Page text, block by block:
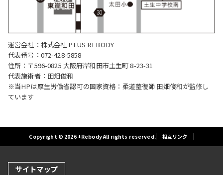
運営会社：株式会社 PLUS REBODY
代表番号：072-428-5858
住所：〒596-0825 大阪府岸和田市土生町 8-23-31
代表施術者：田畑俊和
※当HPは厚生労働省認可の国家資格：柔道整復師 田畑俊和が監修し
ています
Copyright © 2026 +Rebody All rights reserved. 相互リンク
サイトマップ